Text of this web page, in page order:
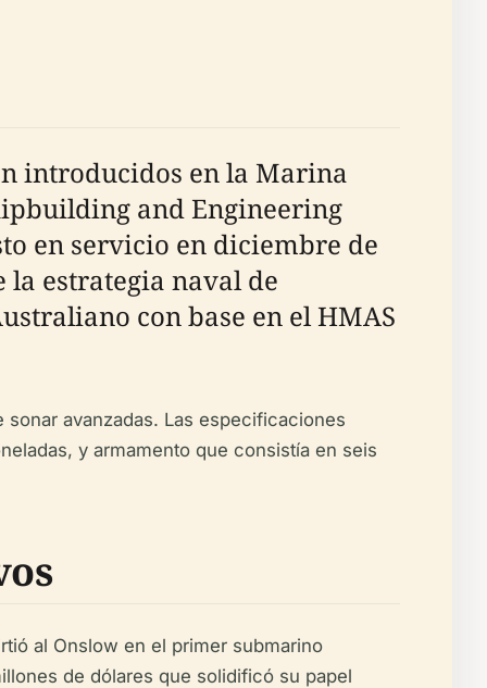
introducidos en la Marina
and Engineering
en servicio en diciembre de
la estrategia naval de
con base en el HMAS
avanzadas. Las especificaciones
y armamento que consistía en seis
al Onslow en el primer submarino
de dólares que solidificó su papel